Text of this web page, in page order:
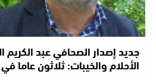
جديد إصدار الصحافي عبد الكريم
الأحلام والخيبات: ثلاثون عاما